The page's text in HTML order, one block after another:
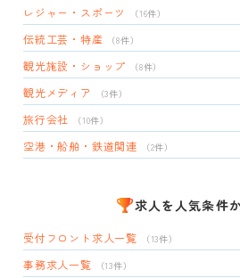
レジャー・スポーツ （16件）
伝統工芸・特産 （8件）
観光施設・ショップ （8件）
観光メディア （3件）
旅行会社 （10件）
空港・船舶・鉄道関連 （2件）
求人を人気条件
受付フロント求人一覧 （13件）
事務求人一覧 （13件）